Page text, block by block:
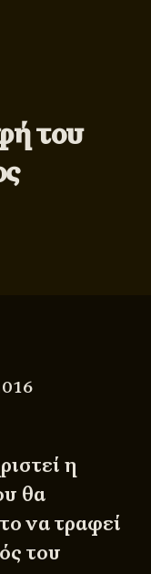
του
η
θα
να τραφεί
του